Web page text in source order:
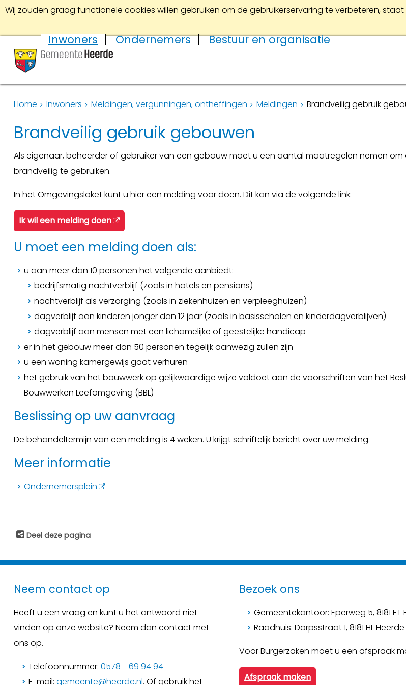
Wij zouden graag functionele cookies willen gebruiken om de gebruikerservaring te verbeteren,
Inwoners Ondernemers Bestuur en organisatie
Home Inwoners Meldingen, vergunningen, ontheffingen Meldingen Brandveilig gebruik
Brandveilig gebruik gebouwen
Als eigenaar, beheerder of gebruiker van een gebouw moet u een aantal maatregelen nemen
brandveilig te gebruiken.
In het Omgevingsloket kunt u hier een melding voor doen. Dit kan via de volgende link:
Ik wil een melding doen
U moet een melding doen als:
u aan meer dan 10 personen het volgende aanbiedt:
bedrijfsmatig nachtverblijf (zoals in hotels en pensions)
nachtverblijf als verzorging (zoals in ziekenhuizen en verpleeghuizen)
dagverblijf aan kinderen jonger dan 12 jaar (zoals in basisscholen en kinderdagverblijven)
dagverblijf aan mensen met een lichamelijke of geestelijke handicap
er in het gebouw meer dan 50 personen tegelijk aanwezig zullen zijn
u een woning kamergewijs gaat verhuren
het gebruik van het bouwwerk op gelijkwaardige wijze voldoet aan de voorschriften van het
Bouwwerken Leefomgeving (BBL)
Beslissing op uw aanvraag
De behandeltermijn van een melding is 4 weken. U krijgt schriftelijk bericht over uw melding.
Meer informatie
Ondernemersplein
Deel deze pagina
Neem contact op
Heeft u een vraag en kunt u het antwoord niet
vinden op onze website? Neem dan contact met
ons op.
Telefoonnummer: 0578 - 69 94 94
E-mail: gemeente@heerde.nl. Of gebruik het
Bezoek ons
Gemeentekantoor: Eperweg 5, 8181 ET
Raadhuis: Dorpsstraat 1, 8181 HL Heerde
Voor Burgerzaken moet u een afspraak
Afspraak maken